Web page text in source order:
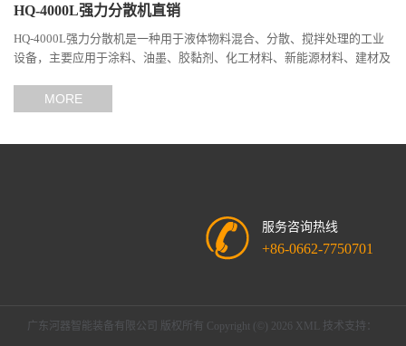
HQ-4000L强力分散机直销
HQ-4000L强力分散机是一种用于液体物料混合、分散、搅拌处理的工业
设备，主要应用于涂料、油墨、胶黏剂、化工材料、新能源材料、建材及
MORE
服务咨询热线
+86-0662-7750701
广东河器智能装备有限公司 版权所有 Copyright (©) 2026 XML 技术支持：